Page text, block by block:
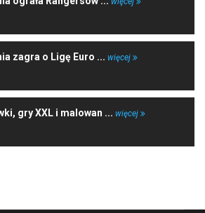
zagra o Ligę Euro ... więcej
gry XXL i malowan ... więcej